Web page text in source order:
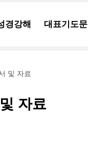
경강해 대표기도문
및 자료
자료